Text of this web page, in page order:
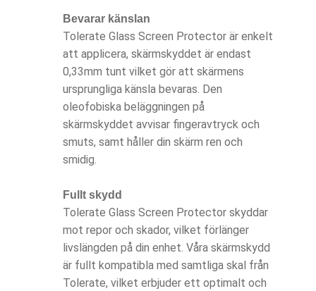
Bevarar känslan
Tolerate Glass Screen Protector är enkelt
att applicera, skärmskyddet är endast
0,33mm tunt vilket gör att skärmens
ursprungliga känsla bevaras. Den
oleofobiska beläggningen på
skärmskyddet avvisar fingeravtryck och
smuts, samt håller din skärm ren och
smidig.
Fullt skydd
Tolerate Glass Screen Protector skyddar
mot repor och skador, vilket förlänger
livslängden på din enhet. Våra skärmskydd
är fullt kompatibla med samtliga skal från
Tolerate, vilket erbjuder ett optimalt och